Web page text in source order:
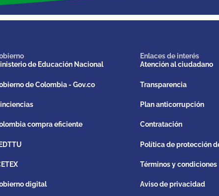
de Educación Nacional
de Colombia - Gov.co
compra eficiente
digital
Enlaces de interés
Atención al ciudadano
Transparencia
Plan anticorrupción
Contratación
Política de protección
Términos y condiciones
Aviso de privacidad